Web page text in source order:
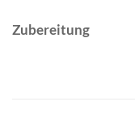
Zubereitung